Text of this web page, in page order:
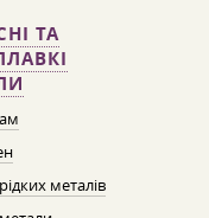
ТА
металів